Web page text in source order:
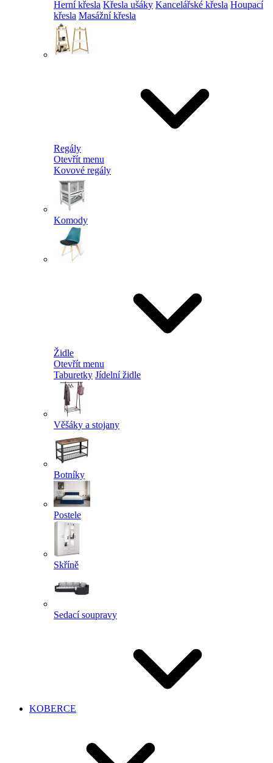
Herní křesla Křesla ušáky Kancelářské křesla Houpací
křesla Masážní křesla
Regály
Otevřít menu
Kovové regály
Komody
Židle
Otevřít menu
Taburetky Jídelní židle
Věšáky a stojany
Botníky
Postele
Skříně
Sedací soupravy
KOBERCE